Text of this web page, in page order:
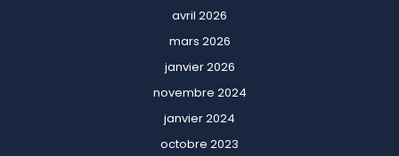
avril 2026
mars 2026
janvier 2026
novembre 2024
janvier 2024
octobre 2023